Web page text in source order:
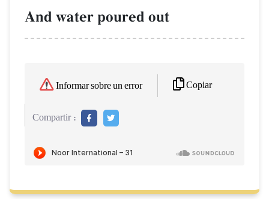
And water poured out
Informar sobre un error Copiar
Compartir :